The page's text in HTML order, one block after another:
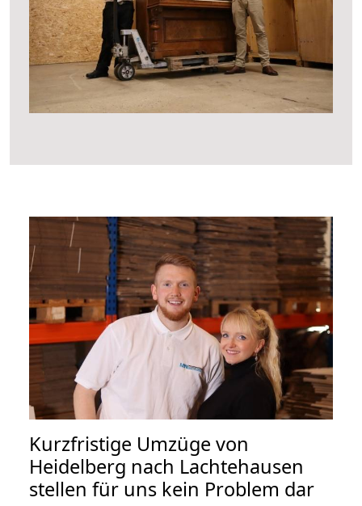
Kurzfristige Umzüge von
Heidelberg nach Lachtehausen
stellen für uns kein Problem dar